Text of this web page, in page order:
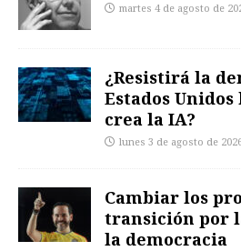
martes 4 de agosto de
¿Resistirá la
Estados
crea la IA?
lunes 3 de agosto de
Cambiar los
transición por
la democracia